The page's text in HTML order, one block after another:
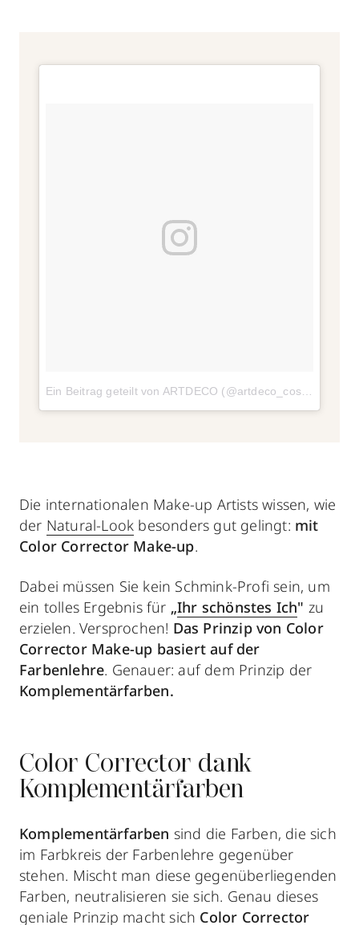
Die internationalen Make-up Artists wissen, wie
der Natural-Look besonders gut gelingt: mit
Color Corrector Make-up.
Dabei müssen Sie kein Schmink-Profi sein, um
ein tolles Ergebnis für „Ihr schönstes Ich" zu
erzielen. Versprochen! Das Prinzip von Color
Corrector Make-up basiert auf der
Farbenlehre. Genauer: auf dem Prinzip der
Komplementärfarben.
Color Corrector dank
Komplementärfarben
Komplementärfarben sind die Farben, die sich
im Farbkreis der Farbenlehre gegenüber
stehen. Mischt man diese gegenüberliegenden
Farben, neutralisieren sie sich. Genau dieses
geniale Prinzip macht sich Color Corrector